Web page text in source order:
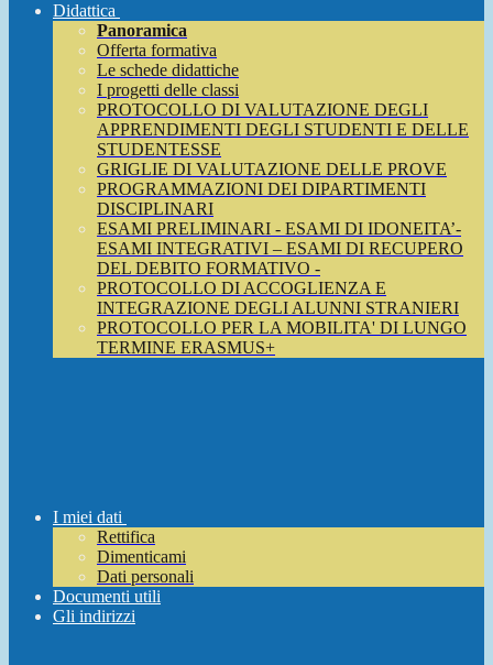
Didattica
Panoramica
Offerta formativa
Le schede didattiche
I progetti delle classi
PROTOCOLLO DI VALUTAZIONE DEGLI
APPRENDIMENTI DEGLI STUDENTI E DELLE
STUDENTESSE
GRIGLIE DI VALUTAZIONE DELLE PROVE
PROGRAMMAZIONI DEI DIPARTIMENTI
DISCIPLINARI
ESAMI PRELIMINARI - ESAMI DI IDONEITA’-
ESAMI INTEGRATIVI – ESAMI DI RECUPERO
DEL DEBITO FORMATIVO -
PROTOCOLLO DI ACCOGLIENZA E
INTEGRAZIONE DEGLI ALUNNI STRANIERI
PROTOCOLLO PER LA MOBILITA' DI LUNGO
TERMINE ERASMUS+
I miei dati
Rettifica
Dimenticami
Dati personali
Documenti utili
Gli indirizzi